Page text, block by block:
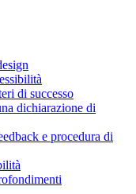
di successo
dichiarazione di
e procedura di